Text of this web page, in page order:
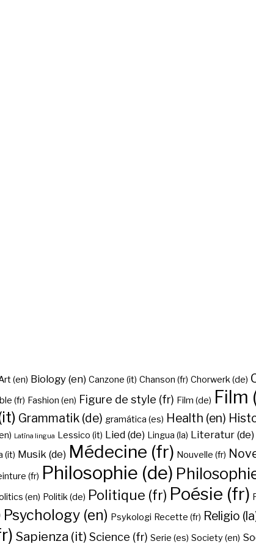
(en) Biology (en) Canzone (it) Chanson (fr) Chorwerk (de)
(fr) Fashion (en) Figure de style (fr) Film (de) Film
Grammatik (de) gramática (es) Health (en)
Latīna lingua Lessico (it) Lied (de) Lingua (la) Literatur (de)
(it) Musik (de) Médecine (fr) Nouvelle (fr)
(fr) Philosophie (de)
(en) Politik (de) Politique (fr) Poésie (fr)
Psychology (en) Psykologi Recette (fr) Religio
Sapienza (it) Science (fr) Serie (es) Society (en)